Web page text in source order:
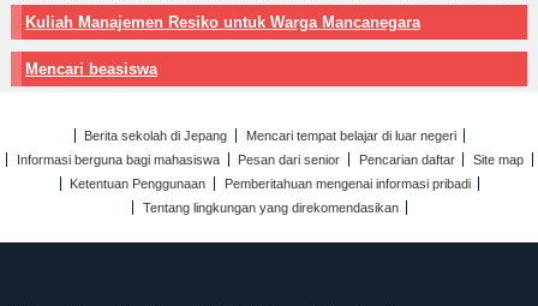
Kuliah Manajemen Resiko untuk Warga Mancanegara
Mencari beasiswa
Berita sekolah di Jepang
Mencari tempat belajar di luar negeri
Informasi berguna bagi mahasiswa
Pesan dari senior Pencarian daftar
Site map
Ketentuan Penggunaan
Pemberitahuan mengenai informasi pribadi
Tentang lingkungan yang direkomendasikan